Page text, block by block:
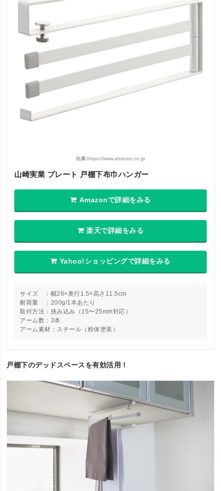
出典: https://www.amazon.co.jp
山崎実業 プレート 戸棚下布巾ハンガー
Amazonで詳細をみる
楽天で詳細をみる
Yahoo!ショッピングで詳細をみる
サイズ ：幅26×奥行1.5×高さ11.5cm
耐荷重 ：200g/1本あたり
取付方法：挟み込み（15〜25mm対応）
アーム数：3本
アーム素材：スチール（粉体塗装）
戸棚下のデッドスペースを有効活用！